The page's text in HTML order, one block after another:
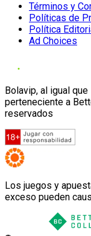
Términos y
Políticas de
Política
Ad Choices
Bolavip, al igual
perteneciente a
reservados
Los juegos y
exceso pueden